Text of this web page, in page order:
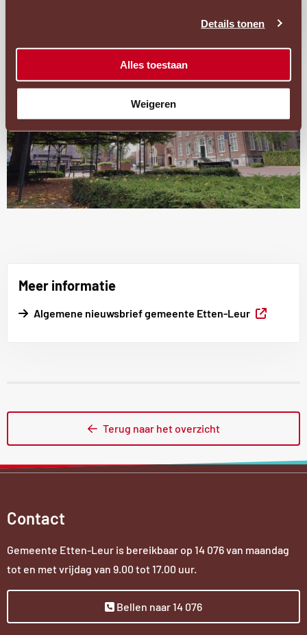
Details tonen
Alles toestaan
Weigeren
Meer informatie
Algemene nieuwsbrief gemeente Etten-LeurExterne
Terug naar het overzicht
Contact
Gemeente Etten-Leur is bereikbaar op 14 076van maandag
tot en met vrijdag van 9.00 tot 17.00 uur.
Bellen naar 14 076